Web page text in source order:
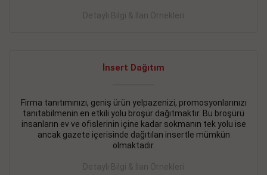
Detaylı Bilgi & İlan Örnekleri
İnsert Dağıtım
Firma tanıtımınızı, geniş ürün yelpazenizi, promosyonlarınızı
tanıtabilmenin en etkili yolu broşür dağıtmaktır. Bu broşürü
insanların ev ve ofislerinin içine kadar sokmanın tek yolu ise
ancak gazete içerisinde dağıtılan insertle mümkün
olmaktadır.
Detaylı Bilgi & İlan Örnekleri
DEVREMÜLK KİRALIK İlanı- 11.09.2018
SİNYE Tekstile Şoförlüğü olan 35 yaşını aşmamış, Depo
elemanı alınacaktır. Osmanbey, Şişli